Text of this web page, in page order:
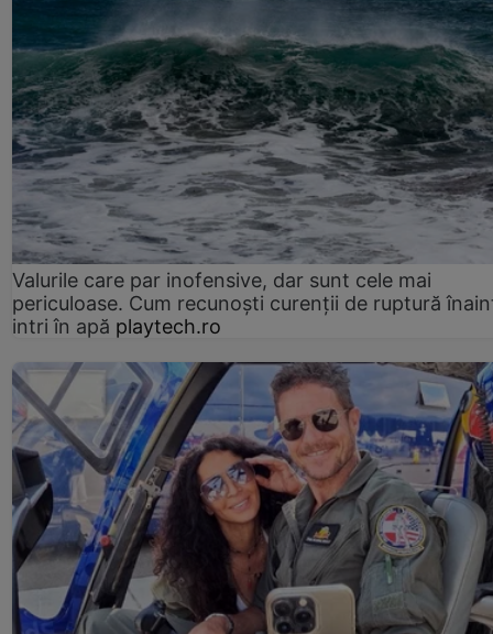
Valurile care par inofensive, dar sunt cele mai
periculoase. Cum recunoști curenții de ruptură
intri în apă playtech.ro